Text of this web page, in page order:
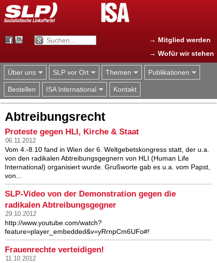
Jump to navigation
→ Mitglied werden
→ Wofür wir stehen
Über uns SLP vor Ort Themen Publikationen
Bestellen ISA International Kontakt
Abtreibungsrecht
Proteste gegen HLI, Kirche & Staat
06.11.2012
Vom 4.-8.10 fand in Wien der 6. Weltgebetskongress statt, der u.a.
von den radikalen Abtreibungsgegnern von HLI (Human Life
International) organisiert wurde. Grußworte gab es u.a. vom Papst,
von...
SLP-Video von der Demonstration gegen die
radikalen Abtreibungsgegner
29.10.2012
http://www.youtube.com/watch?
feature=player_embedded&v=yRrnpCm6UFo#!
Frauenrechte verteidigen!
11.10.2012